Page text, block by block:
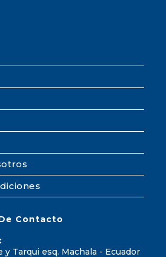
Contacto
y Tarqui esq. Machala - Ecuador